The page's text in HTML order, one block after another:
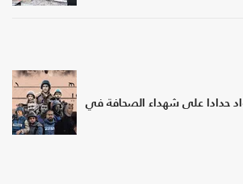
حدادا على شهداء الصحافة في